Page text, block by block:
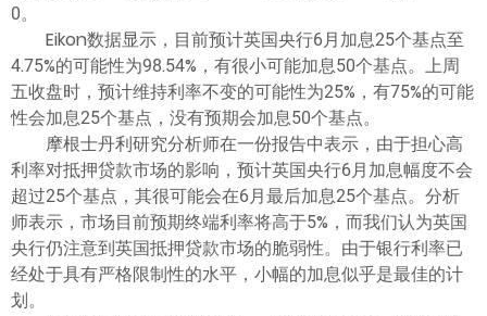
0。
Eikon数据显示，目前预计英国央行6月加息25个基点至
4.75%的可能性为98.54%，有很小可能加息50个基点。上周
五收盘时，预计维持利率不变的可能性为25%，有75%的可能
性会加息25个基点，没有预期会加息50个基点。
摩根士丹利研究分析师在一份报告中表示，由于担心高
利率对抵押贷款市场的影响，预计英国央行6月加息幅度不会
超过25个基点，其很可能会在6月最后加息25个基点。分析
师表示，市场目前预期终端利率将高于5%，而我们认为英国
央行仍注意到英国抵押贷款市场的脆弱性。由于银行利率已
经处于具有严格限制性的水平，小幅的加息似乎是最佳的计
划。